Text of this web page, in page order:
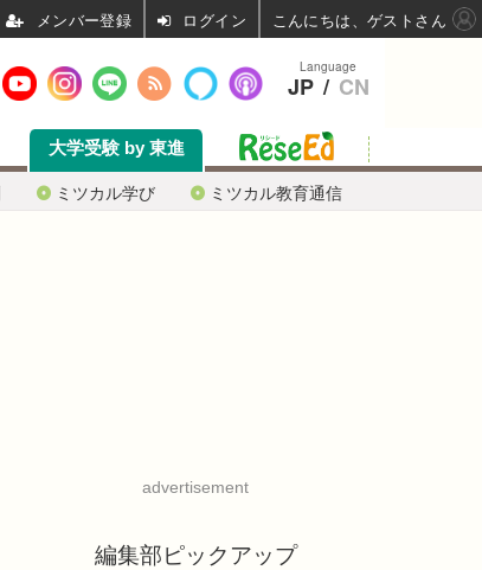
ミツカル学び ミツカル教育通信
大学受験 by 東進
advertisement
編集部ピックアップ
Language
JP / CN
ログイン こんにちは、ゲストさん